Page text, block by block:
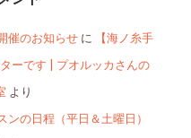
催のお知らせ に
【海ノ糸手
ーです | プオルッカさんの
より
の日程（平日＆土曜日）